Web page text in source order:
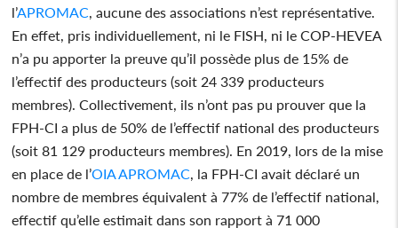
l’APROMAC , aucune des associations n’est représentative.
En effet, pris individuellement, ni le FISH, ni le COP-HEVEA
n’a pu apporter la preuve qu’il possède plus de 15% de
l’effectif des producteurs (soit 24 339 producteurs
membres). Collectivement, ils n’ont pas pu prouver que la
FPH-CI a plus de 50% de l’effectif national des producteurs
(soit 81 129 producteurs membres). En 2019, lors de la mise
en place de l’OIA APROMAC , la FPH-CI avait déclaré un
nombre de membres équivalent à 77% de l’effectif national,
effectif qu’elle estimait dans son rapport à 71 000